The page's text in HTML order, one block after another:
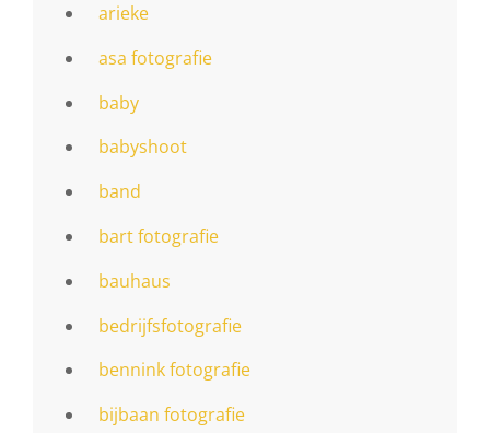
arieke
asa fotografie
baby
babyshoot
band
bart fotografie
bauhaus
bedrijfsfotografie
bennink fotografie
bijbaan fotografie